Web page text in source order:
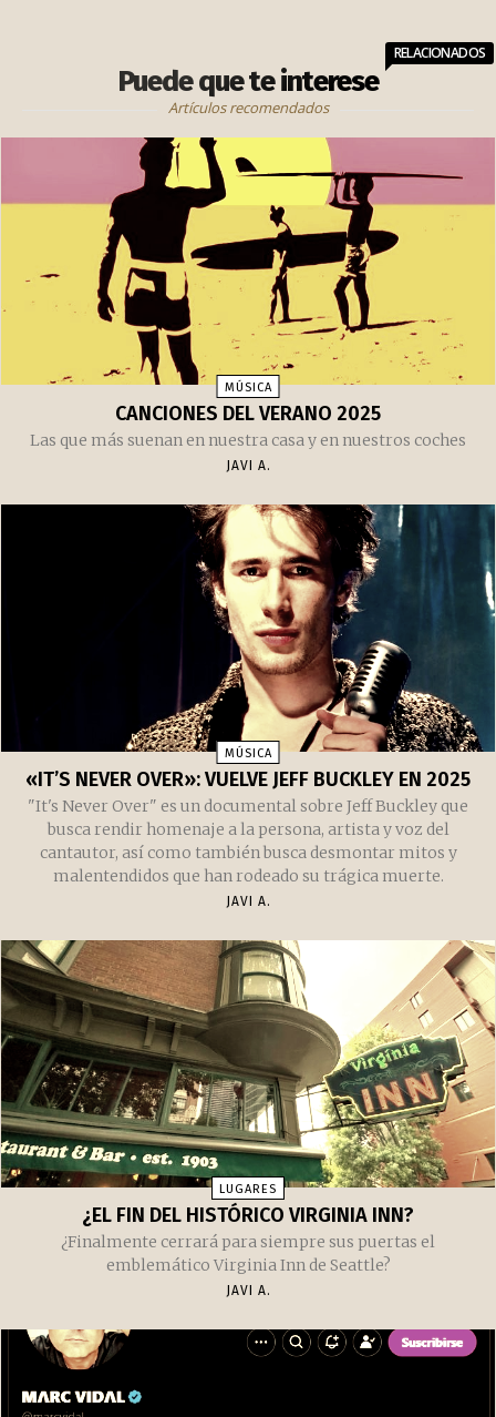
Puede que te interese
RELACIONADOS
Artículos recomendados
MÚSICA
CANCIONES DEL VERANO 2025
Las que más suenan en nuestra casa y en nuestros coches
JAVI A.
MÚSICA
«IT’S NEVER OVER»: VUELVE JEFF BUCKLEY EN 2025
"It's Never Over" es un documental sobre Jeff Buckley que
busca rendir homenaje a la persona, artista y voz del
cantautor, así como también busca desmontar mitos y
malentendidos que han rodeado su trágica muerte.
JAVI A.
LUGARES
¿EL FIN DEL HISTÓRICO VIRGINIA INN?
¿Finalmente cerrará para siempre sus puertas el
emblemático Virginia Inn de Seattle?
JAVI A.